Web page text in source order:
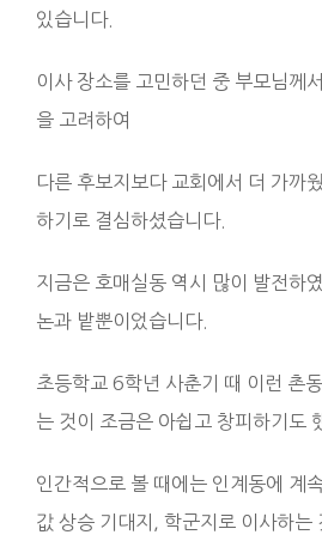
있습니다.
이사 장소를 고민하던 중 부모님께
을 고려하여
다른 후보지보다 교회에서 더 가까
하기로 결심하셨습니다.
지금은 호매실동 역시 많이 발전하
논과 밭뿐이었습니다.
초등학교 6학년 사춘기 때 이런 촌
는 것이 조금은 아쉽고 창피하기도
인간적으로 볼 때에는 인계동에 계
값 상승 기대지, 학군지로 이사하는